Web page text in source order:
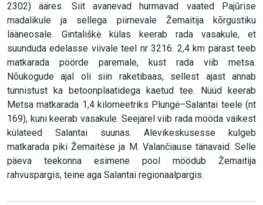
2302) ääres. Siit avanevad hurmavad vaated Pajūrise
madalikule ja sellega piirnevale Žemaitija kõrgustiku
lääneosale. Gintališkė külas keerab rada vasakule, et
suunduda edelasse viivale teel nr 3216. 2,4 km pärast teeb
matkarada pöörde paremale, kust rada viib metsa.
Nõukogude ajal oli siin raketibaas, sellest ajast annab
tunnistust ka betoonplaatidega kaetud tee. Nüüd keerab
Metsa matkarada 1,4 kilomeetriks Plungė–Salantai teele (nt
169), kuni keerab vasakule. Seejärel viib rada mööda väikest
külateed Salantai suunas. Alevikeskusesse kulgeb
matkarada piki Žemaitėse ja M. Valančiause tänavaid. Selle
päeva teekonna esimene pool möödub Žemaitija
rahvuspargis, teine aga Salantai regionaalpargis.